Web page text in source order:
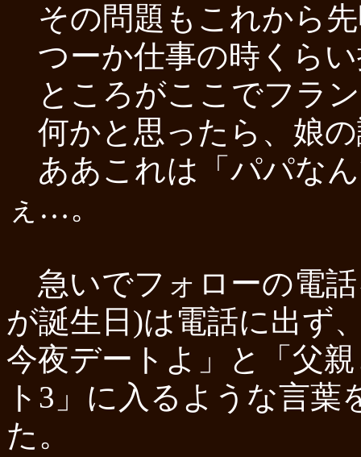
その問題もこれから
つーか仕事の時くら
ところがここでフラ
何かと思ったら、娘
ああこれは「パパな
ぇ…。
急いでフォローの電
が誕生日)は電話に出ず
今夜デートよ」と「父
ト3」に入るような言
た。